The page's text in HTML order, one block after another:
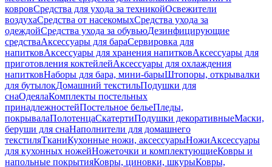
ковровСредства для ухода за техникойОсвежители
воздухаСредства от насекомыхСредства ухода за
одеждойСредства ухода за обувьюДезинфицирующие
средстваАксессуары для бараСервировка для
напитковАксессуары для хранения напитковАксессуары для
приготовления коктейлейАксессуары для охлаждения
напитковНаборы для бара, мини-барыШтопоры, открывалки
для бутылокДомашний текстильПодушки для
снаОдеялаКомплекты постельных
принадлежностейПостельное бельеПледы,
покрывалаПолотенцаСкатертиПодушки декоративныеМаски,
беруши для снаНаполнители для домашнего
текстиляТканиКухонные ножи, аксессуарыНожиАксессуары
для кухонных ножейНожеточки и комплектующиеКовры и
напольные покрытияКовры, циновки, шкурыКовры,